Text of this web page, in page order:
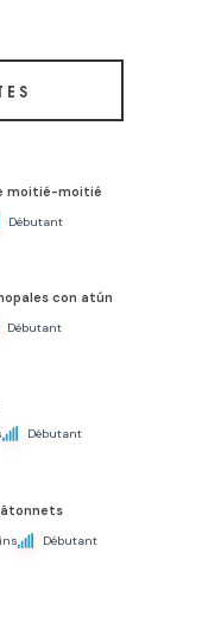
moitié-moitié
Débutant
con atún
Débutant
Débutant
Débutant